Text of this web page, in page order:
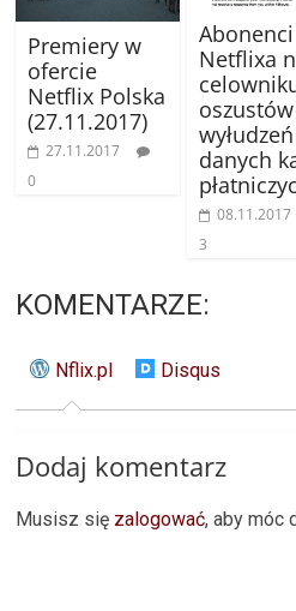
Premiery w
ofercie
Netflix Polska
(27.11.2017)
27.11.2017
0
Abonenci
Netflixa
wyłudzeń
danych
08.11.2017
3
KOMENTARZE:
Nflix.pl Disqus
Dodaj komentarz
Musisz się zalogować, aby móc